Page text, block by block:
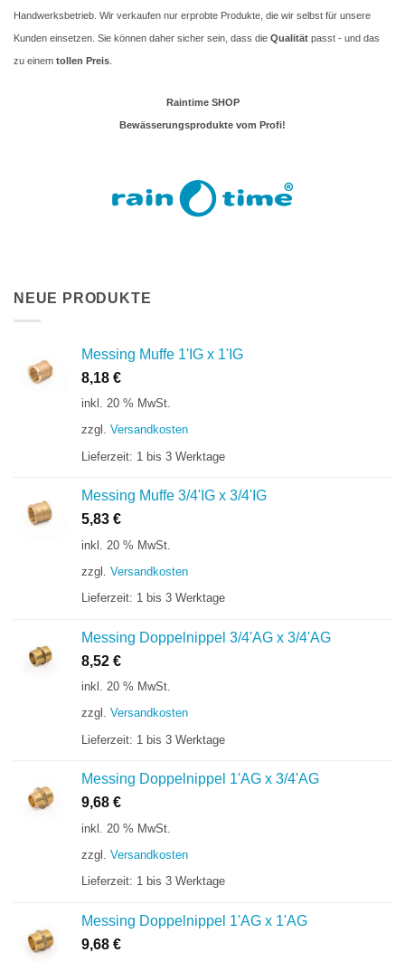
Handwerksbetrieb. Wir verkaufen nur erprobte Produkte, die wir selbst für unsere
Kunden einsetzen. Sie können daher sicher sein, dass die Qualität passt - und das
zu einem tollen Preis.
Raintime SHOP
Bewässerungsprodukte vom Profi!
NEUE PRODUKTE
Messing Muffe 1'IG x 1'IG
8,18 €
inkl. 20 % MwSt.
zzgl. Versandkosten
Lieferzeit: 1 bis 3 Werktage
Messing Muffe 3/4'IG x 3/4'IG
5,83 €
inkl. 20 % MwSt.
zzgl. Versandkosten
Lieferzeit: 1 bis 3 Werktage
Messing Doppelnippel 3/4'AG x 3/4'AG
8,52 €
inkl. 20 % MwSt.
zzgl. Versandkosten
Lieferzeit: 1 bis 3 Werktage
Messing Doppelnippel 1'AG x 3/4'AG
9,68 €
inkl. 20 % MwSt.
zzgl. Versandkosten
Lieferzeit: 1 bis 3 Werktage
Messing Doppelnippel 1'AG x 1'AG
9,68 €